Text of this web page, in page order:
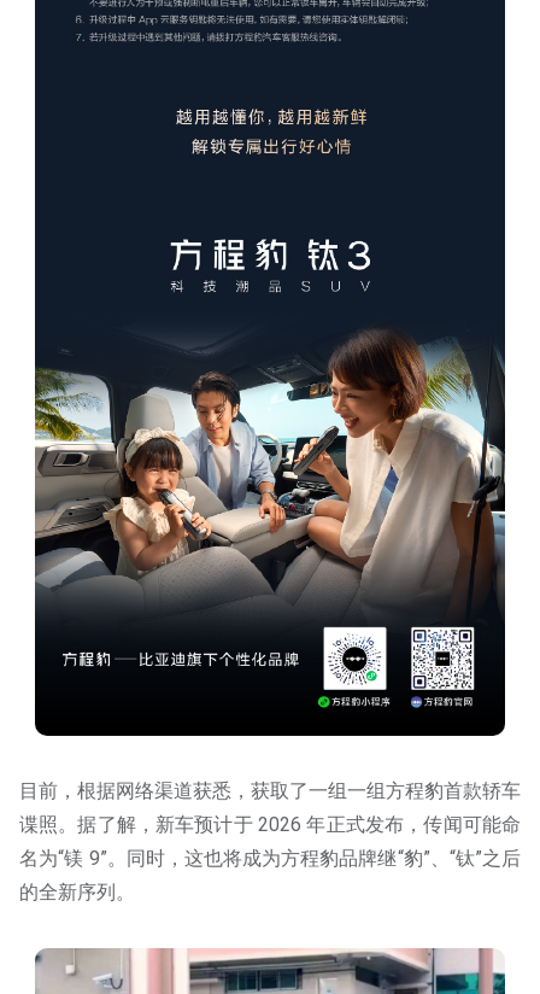
目前，根据网络渠道获悉，获取了一组一组方程豹首款轿车
谍照。据了解，新车预计于 2026 年正式发布，传闻可能命
名为“镁 9”。同时，这也将成为方程豹品牌继“豹”、“钛”之后
的全新序列。